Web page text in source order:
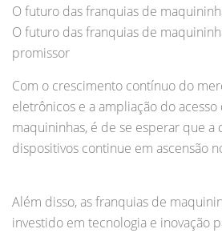
O futuro das franquias de
O futuro das franquias de
promissor
Com o crescimento contínuo do
eletrônicos e a ampliação do
maquininhas, é de se esperar que a
dispositivos continue em ascensão
Além disso, as franquias de
investido em tecnologia e inovação